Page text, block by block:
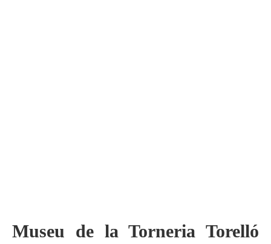
Museu de la Torneria Torelló